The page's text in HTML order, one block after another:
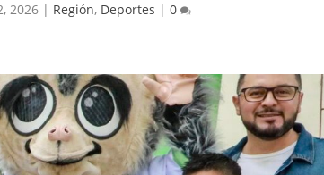
2026 | Región, Deportes |0